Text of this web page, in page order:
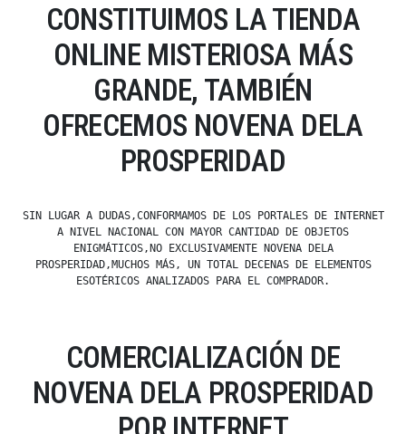
CONSTITUIMOS LA TIENDA
ONLINE MISTERIOSA MÁS
GRANDE, TAMBIÉN
OFRECEMOS NOVENA DELA
PROSPERIDAD
SIN LUGAR A DUDAS,CONFORMAMOS DE LOS PORTALES DE INTERNET
A NIVEL NACIONAL CON MAYOR CANTIDAD DE OBJETOS
ENIGMÁTICOS,NO EXCLUSIVAMENTE NOVENA DELA
PROSPERIDAD,MUCHOS MÁS, UN TOTAL DECENAS DE ELEMENTOS
ESOTÉRICOS ANALIZADOS PARA EL COMPRADOR.
COMERCIALIZACIÓN DE
NOVENA DELA PROSPERIDAD